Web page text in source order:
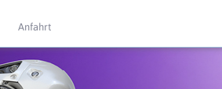
Anfahrt